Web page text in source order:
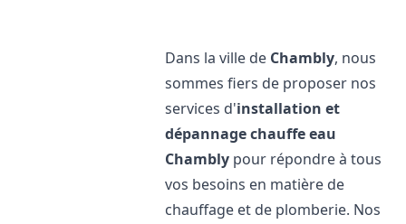
Dans la ville de Chambly, nous
sommes fiers de proposer nos
services d'installation et
dépannage chauffe eau
Chambly pour répondre à tous
vos besoins en matière de
chauffage et de plomberie. Nos